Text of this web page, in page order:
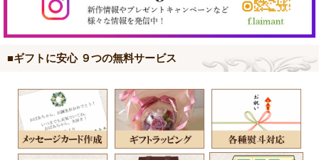
■ギフトに安心 ９つの無料サービス